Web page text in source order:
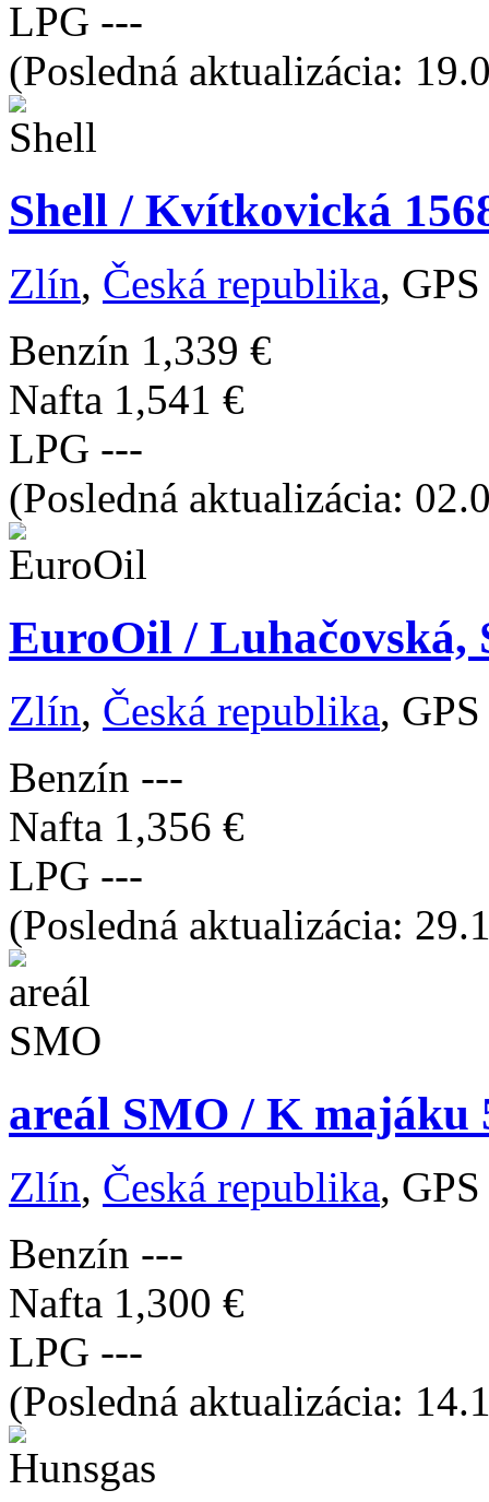
LPG ---
(Posledná aktualizácia:
Shell / Kvítkovická
Zlín, Česká republika,
Benzín 1,339 €
Nafta 1,541 €
LPG ---
(Posledná aktualizácia:
EuroOil /
Zlín, Česká republika,
Benzín ---
Nafta 1,356 €
LPG ---
(Posledná aktualizácia:
areál SMO / K
Zlín, Česká republika,
Benzín ---
Nafta 1,300 €
LPG ---
(Posledná aktualizácia: